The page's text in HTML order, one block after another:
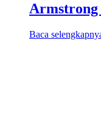
Armstrong
Baca